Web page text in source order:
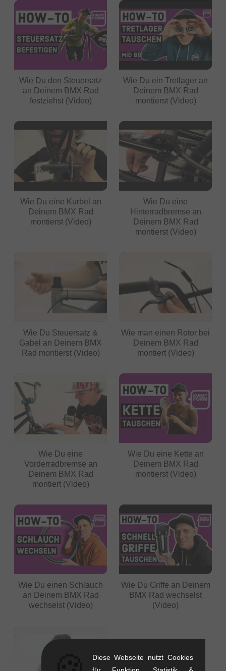
Wie Du den Steuersatz
an Deinem BMX Rad
festziehst (Video)
Wie Du ein Tretlager an
Deinem BMX Rad
montierst (Video)
Wie Du eine Kurbel an
Deinem BMX Rad
montierst (Video)
Wie Du eine
Hinterradbremse an
Deinem BMX Rad
montierst (Video)
Wie Du Steuersatz &
Gabel an Deinem BMX
Rad montierst (Video)
Wie man einen Rotor bei
Deinem BMX Rad
montiert (Video)
Wie Du eine
Vorderradbremse an
Deinem BMX Rad
montiert (Video)
Wie Du eine Kette an
Deinem BMX Rad
montierst (Video)
Wie Du einen Schlauch
an Deinem BMX Rad
wechselst (Video)
Wie Du Griffe an Deinem
BMX Rad wechselst
(Video)
Diese Webseite nutzt Cookies